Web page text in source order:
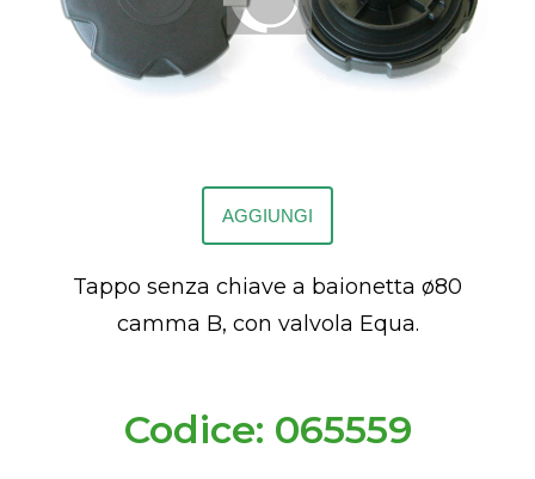
AGGIUNGI
Tappo senza chiave a baionetta ø80
camma B, con valvola Equa.
Codice: 065559